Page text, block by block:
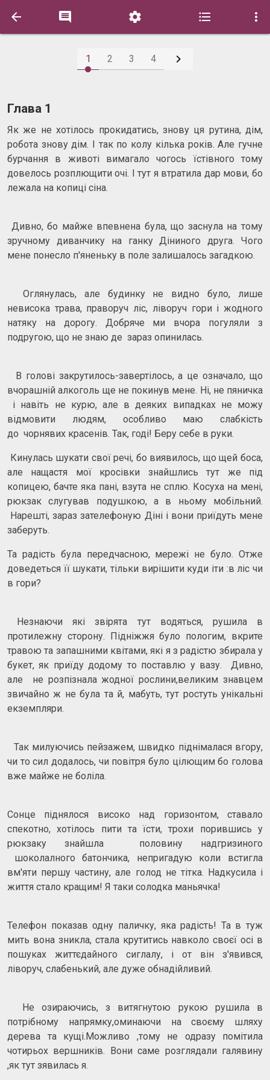
    
1 2 3 4 
Глава 1
Як же не хотілось прокидатись, знову ця рутина, дім,
робота знову дім. І так по колу кілька років. Але гучне
бурчання в животі вимагало чогось їстівного тому
довелось розплющити очі. І тут я втратила дар мови, бо
лежала на копиці сіна.
Дивно, бо майже впевнена була, що заснула на тому
зручному диванчику на ганку Діниного друга. Чого
мене понесло п'яненьку в поле залишалось загадкою.
Оглянулась, але будинку не видно було, лише
невисока трава, праворуч ліс, ліворуч гори і жодного
натяку на дорогу. Добряче ми вчора погуляли з
подругою, що не знаю де зараз опинилась.
В голові закрутилось-завертілось, а це означало, що
вчорашній алкоголь ще не покинув мене. Ні, не пяничка
і навіть не курю, але в деяких випадках не можу
відмовити людям, особливо маю слабкість
до чорнявих красенів. Так, годі! Беру себе в руки.
Кинулась шукати свої речі, бо виявилось, що щей боса,
але нащастя мої кросівки знайшлись тут же під
копицею, бачте яка пані, взута не сплю. Косуха на мені,
рюкзак слугував подушкою, а в ньому мобільний.
Нарешті, зараз зателефоную Діні і вони приїдуть мене
заберуть.
Та радість була передчасною, мережі не було. Отже
доведеться її шукати, тільки вирішити куди іти :в ліс чи
в гори?
Незнаючи які звірята тут водяться, рушила в
протилежну сторону. Підніжжя було пологим, вкрите
травою та запашними квітами, які я з радістю збирала у
букет, як приїду додому то поставлю у вазу. Дивно,
але не розпізнала жодної рослини,великим знавцем
звичайно ж не була та й, мабуть, тут ростуть унікальні
екземпляри.
Так милуючись пейзажем, швидко піднімалася вгору,
чи то сил додалось, чи повітря було цілющим бо голова
вже майже не боліла.
Сонце піднялося високо над горизонтом, ставало
спекотно, хотілось пити та їсти, трохи порившись у
рюкзаку знайшла половину надгризиного
шоколалного батончика, непригадую коли встигла
вм'яти першу частину, але голод не тітка. Надкусила і
життя стало кращим! Я таки солодка маньячка!
Телефон показав одну паличку, яка радість! Та в туж
мить вона зникла, стала крутитись навколо своєї осі в
пошуках життєдайного сиглалу, і от він з'явився,
ліворуч, слабенький, але дуже обнадійливий.
Не озираючись, з витягнутою рукою рушила в
потрібному напрямку,оминаючи на своєму шляху
дерева та кущі.Можливо ,тому не одразу помітила
чотирьох вершників. Вони саме розглядали галявину
,як тут зявилась я.